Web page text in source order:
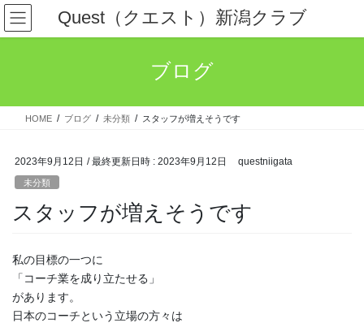
コ
ン
テ
ス
ナ
ビ
ゲ
ン
Quest（クエスト）新潟クラブ
ブログ
HOME ブログ 未分類 スタッフが増えそうです
2023年9月12日 / 最終更新日時 : 2023年9月12日 questniigata
未分類
スタッフが増えそうです
私の目標の一つに
「コーチ業を成り立たせる」
があります。
日本のコーチという立場の方々は